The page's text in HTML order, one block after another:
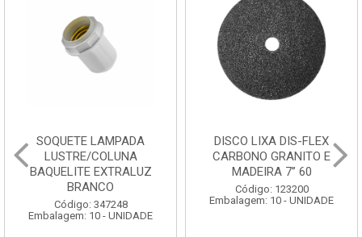
SOQUETE LAMPADA
LUSTRE/COLUNA
BAQUELITE EXTRALUZ
BRANCO
Código: 347248
Embalagem: 10 - UNIDADE
DISCO LIXA DIS-FLEX
CARBONO GRANITO E
MADEIRA 7” 60
Código: 123200
Embalagem: 10 - UNIDADE